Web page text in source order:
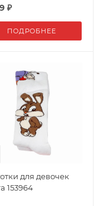
₽
ПОДРОБНЕЕ
для девочек
153964